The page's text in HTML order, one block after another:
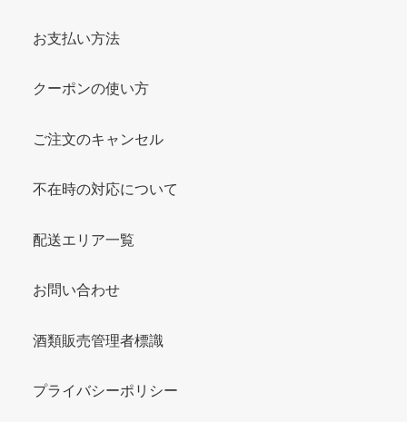
お支払い方法
クーポンの使い方
ご注文のキャンセル
不在時の対応について
配送エリア一覧
お問い合わせ
酒類販売管理者標識
プライバシーポリシー